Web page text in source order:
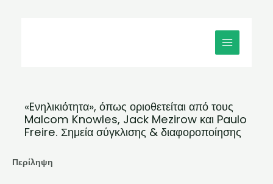
MAIN
MENU
«Eνηλικιότητα», όπως οριοθετείται από τους
Malcom Knowles, Jack Mezirow και Paulo
Freire. Σημεία σύγκλισης & διαφοροποίησης
Περίληψη